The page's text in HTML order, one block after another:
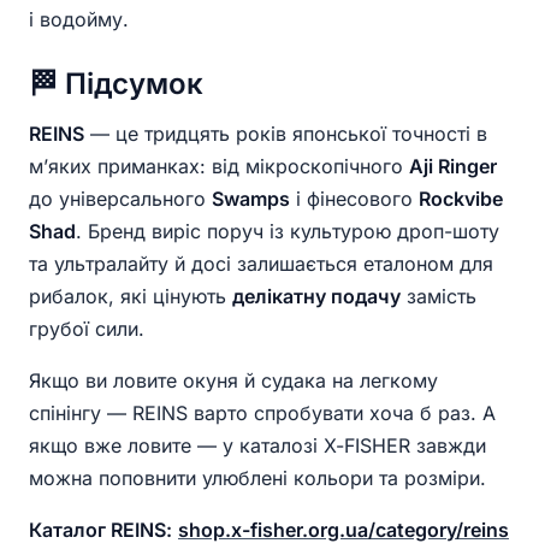
і водойму.
🏁 Підсумок
REINS — це тридцять років японської точності в
м’яких приманках: від мікроскопічного Aji Ringer
до універсального Swamps і фінесового Rockvibe
Shad. Бренд виріс поруч із культурою дроп-шоту
та ультралайту й досі залишається еталоном для
рибалок, які цінують делікатну подачу замість
грубої сили.
Якщо ви ловите окуня й судака на легкому
спінінгу — REINS варто спробувати хоча б раз. А
якщо вже ловите — у каталозі X-FISHER завжди
можна поповнити улюблені кольори та розміри.
Каталог REINS: shop.x-fisher.org.ua/category/reins